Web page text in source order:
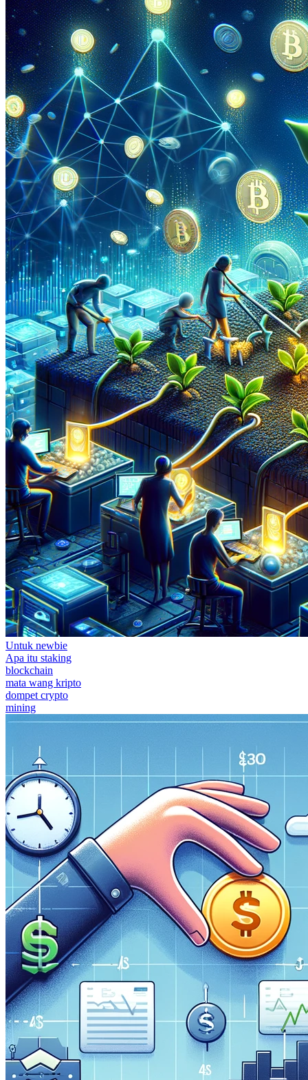
Untuk newbie
Apa itu staking
blockchain
mata wang kripto
dompet crypto
mining